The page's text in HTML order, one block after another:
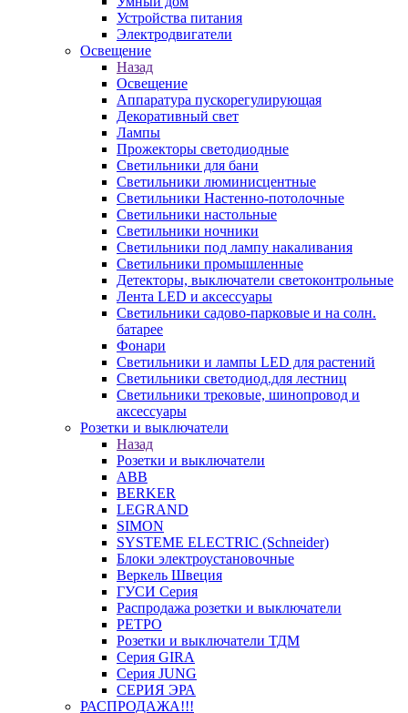
Устройства питания
Электродвигатели
Освещение
Назад
Освещение
Аппаратура пускорегулирующая
Декоративный свет
Лампы
Прожекторы светодиодные
Светильники для бани
Светильники люминисцентные
Светильники Настенно-потолочные
Светильники настольные
Светильники ночники
Светильники под лампу накаливания
Светильники промышленные
Детекторы, выключатели светоконтрольные
Лента LED и аксессуары
Светильники садово-парковые и на солн.
батарее
Фонари
Светильники и лампы LED для растений
Светильники светодиод.для лестниц
Светильники трековые, шинопровод и
аксессуары
Розетки и выключатели
Назад
Розетки и выключатели
ABB
BERKER
LEGRAND
SIMON
SYSTEME ELECTRIC (Schneider)
Блоки электроустановочные
Веркель Швеция
ГУСИ Серия
Распродажа розетки и выключатели
РЕТРО
Розетки и выключатели ТДМ
Серия GIRA
Серия JUNG
СЕРИЯ ЭРА
РАСПРОДАЖА!!!